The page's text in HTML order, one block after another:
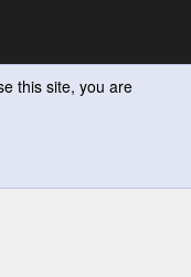
this site, you are